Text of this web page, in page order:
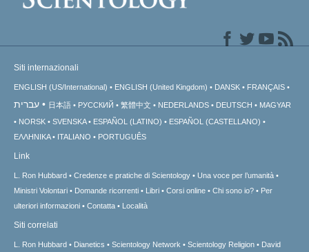
Siti internazionali
ENGLISH (US/International) ENGLISH (United Kingdom) DANSK FRANÇAIS
עברית 日本語 РУССКИЙ 繁體中文 NEDERLANDS DEUTSCH
MAGYAR
NORSK
SVENSKA ESPAÑOL (LATINO)
ESPAÑOL (CASTELLANO)
ΕΛΛΗΝΙΚA
ITALIANO PORTUGUÊS
Link
L. Ron Hubbard Credenze e pratiche di Scientology
Una voce per l’umanità
Ministri Volontari
Domande ricorrenti Libri Corsi online Chi sono io?
Per
ulteriori informazioni
Contatta Località
Siti correlati
L. Ron Hubbard Dianetics Scientology Network Scientology Religion David